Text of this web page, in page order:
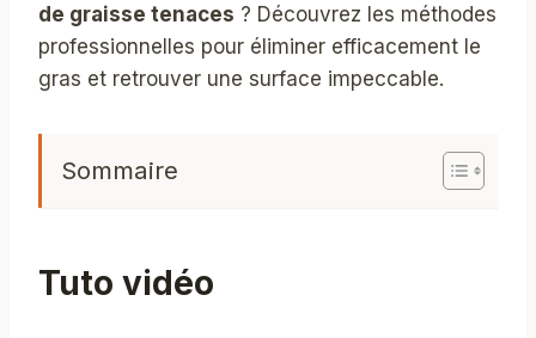
de graisse tenaces ? Découvrez les méthodes
professionnelles pour éliminer efficacement le
gras et retrouver une surface impeccable.
Sommaire
Tuto vidéo